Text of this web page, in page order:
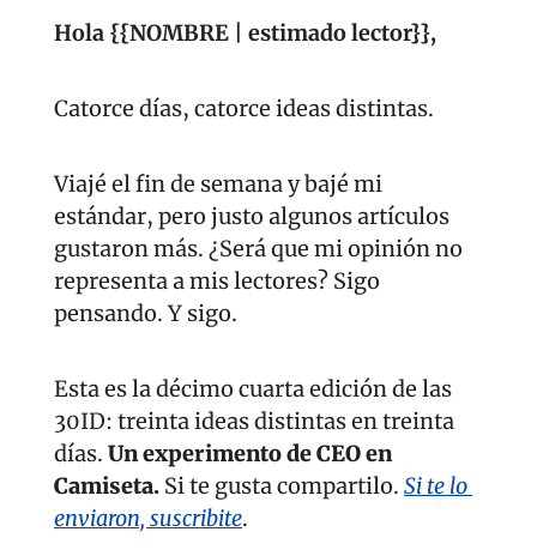
Hola {{NOMBRE | estimado lector}},
Catorce días, catorce ideas distintas.
Viajé el fin de semana y bajé mi
estándar, pero justo algunos artículos
gustaron más. ¿Será que mi opinión no
representa a mis lectores? Sigo
pensando. Y sigo.
Esta es la décimo cuarta edición de las
30ID: treinta ideas distintas en treinta
días. Un experimento de CEO en
Camiseta. Si te gusta compartilo. Si te lo
enviaron, suscribite.